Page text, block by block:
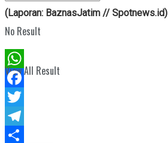
No Result
View All Result
(Laporan: BaznasJatim // Spotnews.id)
WhatsApp
Facebook
Twitter
Telegram